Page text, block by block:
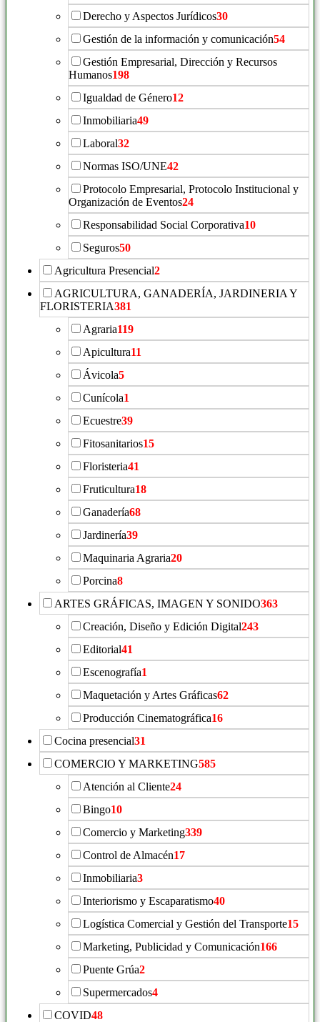
Derecho y Aspectos Jurídicos30
Gestión de la información y comunicación54
Gestión Empresarial, Dirección y Recursos
Humanos198
Igualdad de Género12
Inmobiliaria49
Laboral32
Normas ISO/UNE42
Protocolo Empresarial, Protocolo Institucional y
Organización de Eventos24
Responsabilidad Social Corporativa10
Seguros50
Agricultura Presencial2
AGRICULTURA, GANADERÍA, JARDINERIA Y
FLORISTERIA381
Agraria119
Apicultura11
Ávicola5
Cunícola1
Ecuestre39
Fitosanitarios15
Floristeria41
Fruticultura18
Ganadería68
Jardinería39
Maquinaria Agraria20
Porcina8
ARTES GRÁFICAS, IMAGEN Y SONIDO363
Creación, Diseño y Edición Digital243
Editorial41
Escenografía1
Maquetación y Artes Gráficas62
Producción Cinematográfica16
Cocina presencial31
COMERCIO Y MARKETING585
Atención al Cliente24
Bingo10
Comercio y Marketing339
Control de Almacén17
Inmobiliaria3
Interiorismo y Escaparatismo40
Logística Comercial y Gestión del Transporte15
Marketing, Publicidad y Comunicación166
Puente Grúa2
Supermercados4
COVID48